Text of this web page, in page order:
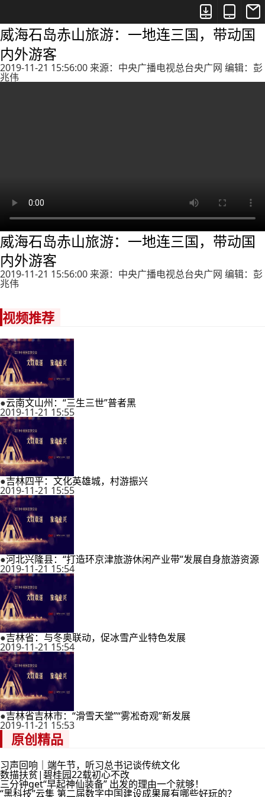



威海石岛赤山旅游：一地连三国，带动国
内外游客
2019-11-21 15:56:00 来源：中央广播电视总台央广网 编辑：彭
兆伟
威海石岛赤山旅游：一地连三国，带动国
内外游客
2019-11-21 15:56:00 来源：中央广播电视总台央广网 编辑：彭
兆伟
视频推荐
●云南文山州：“三生三世”普者黑
2019-11-21 15:55
●吉林四平：文化英雄城，村游振兴
2019-11-21 15:55
●河北兴隆县：“打造环京津旅游休闲产业带”发展自身旅游资源
2019-11-21 15:54
●吉林省：与冬奥联动，促冰雪产业特色发展
2019-11-21 15:54
●吉林省吉林市：“滑雪天堂”“雾凇奇观”新发展
2019-11-21 15:53
原创精品
习声回响｜端午节，听习总书记谈传统文化
数描扶贫|碧桂园22载初心不改
三分钟get“早起神仙装备” 出发的理由一个就够！
“黑科技”云集 第二届数字中国建设成果展有哪些好玩的？